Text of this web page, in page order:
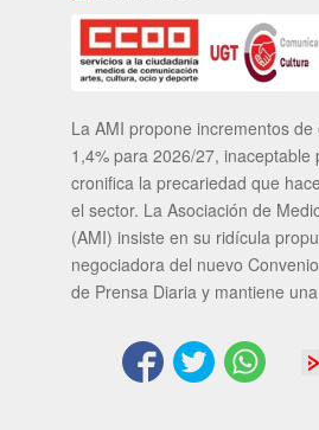
La AMI propone incrementos
1,4% para 2026/27, inaceptable
cronifica la precariedad que
el sector. La Asociación de
(AMI) insiste en su ridícula
negociadora del nuevo
de Prensa Diaria y mantiene